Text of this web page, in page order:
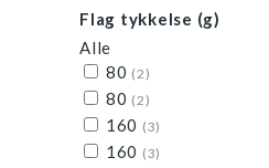
Flag tykkelse (g)
Alle
80 (2)
80 (2)
160 (3)
160 (3)